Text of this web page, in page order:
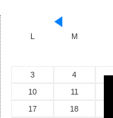
L
M
3
4
10
11
17
18